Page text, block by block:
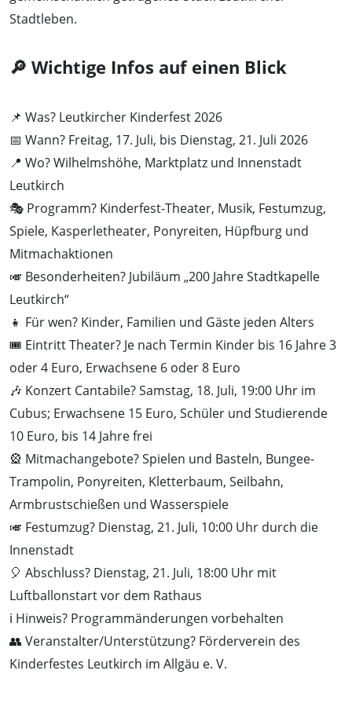
Stadtleben.
🔎 Wichtige Infos auf einen Blick
📌 Was? Leutkircher Kinderfest 2026
📅 Wann? Freitag, 17. Juli, bis Dienstag, 21. Juli 2026
📍 Wo? Wilhelmshöhe, Marktplatz und Innenstadt
Leutkirch
🎭 Programm? Kinderfest-Theater, Musik, Festumzug,
Spiele, Kasperletheater, Ponyreiten, Hüpfburg und
Mitmachaktionen
🎺 Besonderheiten? Jubiläum „200 Jahre Stadtkapelle
Leutkirch“
👧 Für wen? Kinder, Familien und Gäste jeden Alters
🎟️ Eintritt Theater? Je nach Termin Kinder bis 16 Jahre 3
oder 4 Euro, Erwachsene 6 oder 8 Euro
🎶 Konzert Cantabile? Samstag, 18. Juli, 19:00 Uhr im
Cubus; Erwachsene 15 Euro, Schüler und Studierende
10 Euro, bis 14 Jahre frei
🎡 Mitmachangebote? Spielen und Basteln, Bungee-
Trampolin, Ponyreiten, Kletterbaum, Seilbahn,
Armbrustschießen und Wasserspiele
🎺 Festumzug? Dienstag, 21. Juli, 10:00 Uhr durch die
Innenstadt
🎈 Abschluss? Dienstag, 21. Juli, 18:00 Uhr mit
Luftballonstart vor dem Rathaus
ℹ️ Hinweis? Programmänderungen vorbehalten
👥 Veranstalter/Unterstützung? Förderverein des
Kinderfestes Leutkirch im Allgäu e. V.